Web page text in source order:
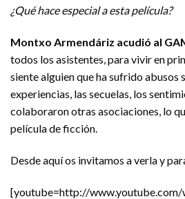
¿Qué hace especial a esta película?
Montxo Armendáriz acudió al
todos los asistentes, para vivir en
siente alguien que ha sufrido abusos
experiencias, las secuelas, los
colaboraron otras asociaciones, lo
película de ficción.
Desde aquí os invitamos a verla y
[youtube=http://